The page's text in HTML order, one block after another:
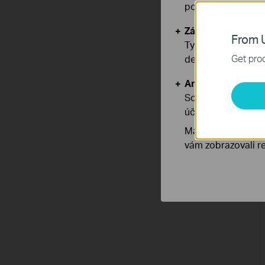
From
Get
používáním
Základní cookies
Tyto cookies jsou
deaktivovat.
Analytické a
Soubory cookie
účelem zlepšení
Marketingové
vám zobrazovali